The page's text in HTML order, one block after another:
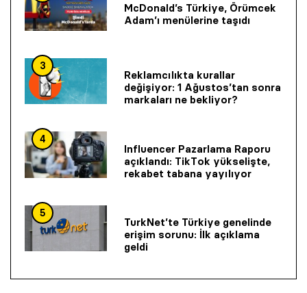
McDonald’s Türkiye, Örümcek
Adam’ı menülerine taşıdı
3
Reklamcılıkta kurallar
değişiyor: 1 Ağustos’tan sonra
markaları ne bekliyor?
4
Influencer Pazarlama Raporu
açıklandı: TikTok yükselişte,
rekabet tabana yayılıyor
5
TurkNet’te Türkiye genelinde
erişim sorunu: İlk açıklama
geldi